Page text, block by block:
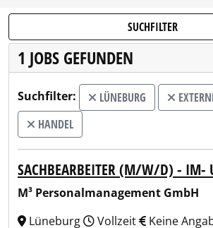
SUCHFILTER
1 JOBS GEFUNDEN
Suchfilter: LÜNEBURG
HANDEL
SACHBEARBEITER (M/W/D) - IM-
M³ Personalmanagement GmbH
Lüneburg
Vollzeit Keine